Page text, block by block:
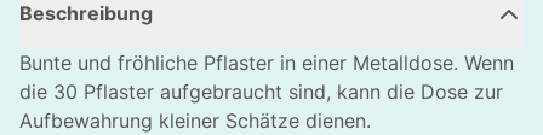
Beschreibung
Bunte und fröhliche Pflaster in einer Metalldose. Wenn
die 30 Pflaster aufgebraucht sind, kann die Dose zur
Aufbewahrung kleiner Schätze dienen.